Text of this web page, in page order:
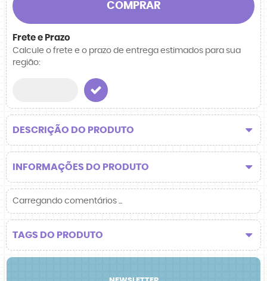
COMPRAR
Frete e Prazo
Calcule o frete e o prazo de entrega estimados para sua
região:
DESCRIÇÃO DO PRODUTO
INFORMAÇÕES DO PRODUTO
Carregando comentários ...
TAGS DO PRODUTO